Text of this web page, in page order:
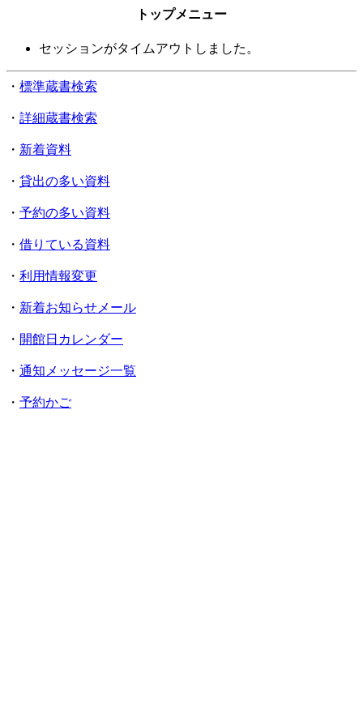
トップメニュー
セッションがタイムアウトしました。
・ 標準蔵書検索
・ 詳細蔵書検索
・ 新着資料
・ 貸出の多い資料
・ 予約の多い資料
・ 借りている資料
・ 利用情報変更
・ 新着お知らせメール
・ 開館日カレンダー
・ 通知メッセージ一覧
・ 予約かご